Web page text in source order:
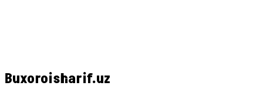
Buxoroisharif.uz